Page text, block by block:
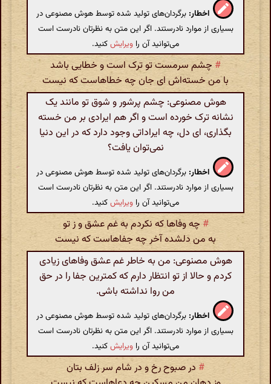
اخطار: برگردان‌های تولید شده توسط هوش مصنوعی در
بسیاری از موارد نادرستند. اگر این متن به نظرتان نادرست است
می‌توانید آن را ویرایشکنید.
# چشم سرمست تو ترک است و خطایی باشد
با من خسته‌اش ای جان چه خطاهاست که نیست
هوش مصنوعی: چشم پرشور و شوق تو مانند یک
نشانه ترک خورده است و اگر هم ایرادی بر من خسته
بگذاری، ای دل، چه ایراداتی وجود دارد که در این دنیا
نمی‌توان یافت؟
اخطار: برگردان‌های تولید شده توسط هوش مصنوعی در
بسیاری از موارد نادرستند. اگر این متن به نظرتان نادرست است
می‌توانید آن را ویرایشکنید.
# چه وفاها که نکردم به غم عشق و ز تو
به من دلشده آخر چه جفاهاست که نیست
هوش مصنوعی: من به خاطر غم عشق وفاهای زیادی
کردم و حالا از تو انتظار دارم که کمترین جفا را در حق
من روا نداشته باشی.
اخطار: برگردان‌های تولید شده توسط هوش مصنوعی در
بسیاری از موارد نادرستند. اگر این متن به نظرتان نادرست است
می‌توانید آن را ویرایشکنید.
# در صبوح رخ و در شام سر زلف بتان